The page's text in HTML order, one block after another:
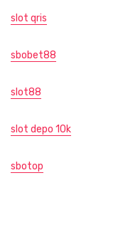
slot qris
sbobet88
slot88
slot depo 10k
sbotop